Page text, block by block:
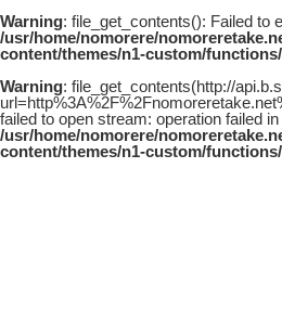
Warning: file_get_contents(): Failed to
/usr/home/nomorere/
content/themes/n1-custom/
Warning: file_get_contents(http://
failed to open stream: operation failed in
/usr/home/nomorere/
content/themes/n1-custom/